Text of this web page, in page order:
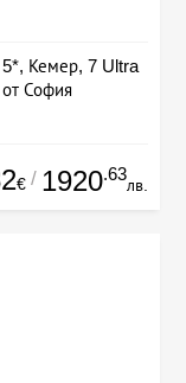
5*, Кемер, 7 Ultra
София
€ / 1920.63
лв.